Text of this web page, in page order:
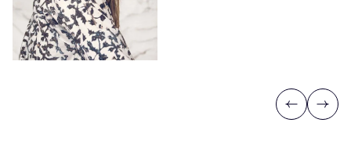
Previous
Next